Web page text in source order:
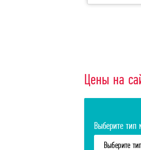
Цены на
Выберите тип
Выберите